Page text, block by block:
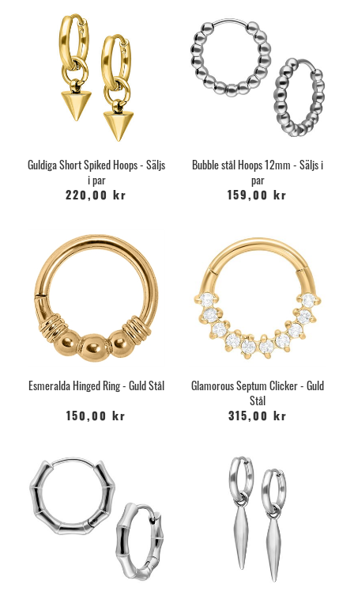
Guldiga Short Spiked Hoops - Säljs
i par
220,00 kr
Bubble stål Hoops 12mm - Säljs i
par
159,00 kr
Esmeralda Hinged Ring - Guld Stål
150,00 kr
Glamorous Septum Clicker - Guld
Stål
315,00 kr